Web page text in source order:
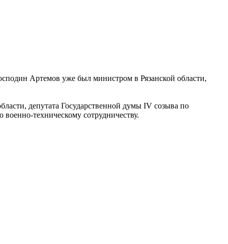
Артемов уже был министром в Рязанской области,
депутата Государственной думы IV созыва по
техническому сотрудничеству.